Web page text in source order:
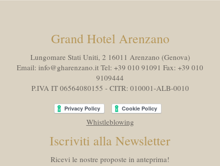
Grand Hotel Arenzano
Lungomare Stati Uniti, 2 16011 Arenzano (Genova)
Email: info@gharenzano.it Tel: +39 010 91091 Fax: +39 010
9109444
P.IVA IT 06564080155 - CITR: 010001-ALB-0010
Whistleblowing
Iscriviti alla Newsletter
Ricevi le nostre proposte in anteprima!